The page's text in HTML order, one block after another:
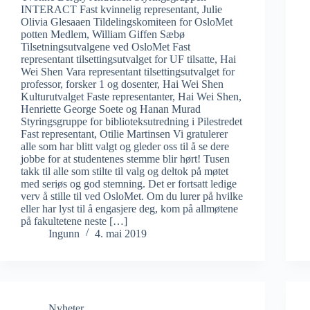
INTERACT Fast kvinnelig representant, Julie
Olivia Glesaaen Tildelingskomiteen for OsloMet
potten Medlem, William Giffen Sæbø
Tilsetningsutvalgene ved OsloMet Fast
representant tilsettingsutvalget for UF tilsatte, Hai
Wei Shen Vara representant tilsettingsutvalget for
professor, forsker 1 og dosenter, Hai Wei Shen
Kulturutvalget Faste representanter, Hai Wei Shen,
Henriette George Soete og Hanan Murad
Styringsgruppe for biblioteksutredning i Pilestredet
Fast representant, Otilie Martinsen Vi gratulerer
alle som har blitt valgt og gleder oss til å se dere
jobbe for at studentenes stemme blir hørt! Tusen
takk til alle som stilte til valg og deltok på møtet
med seriøs og god stemning. Det er fortsatt ledige
verv å stille til ved OsloMet. Om du lurer på hvilke
eller har lyst til å engasjere deg, kom på allmøtene
på fakultetene neste […]
Ingunn
4. mai 2019